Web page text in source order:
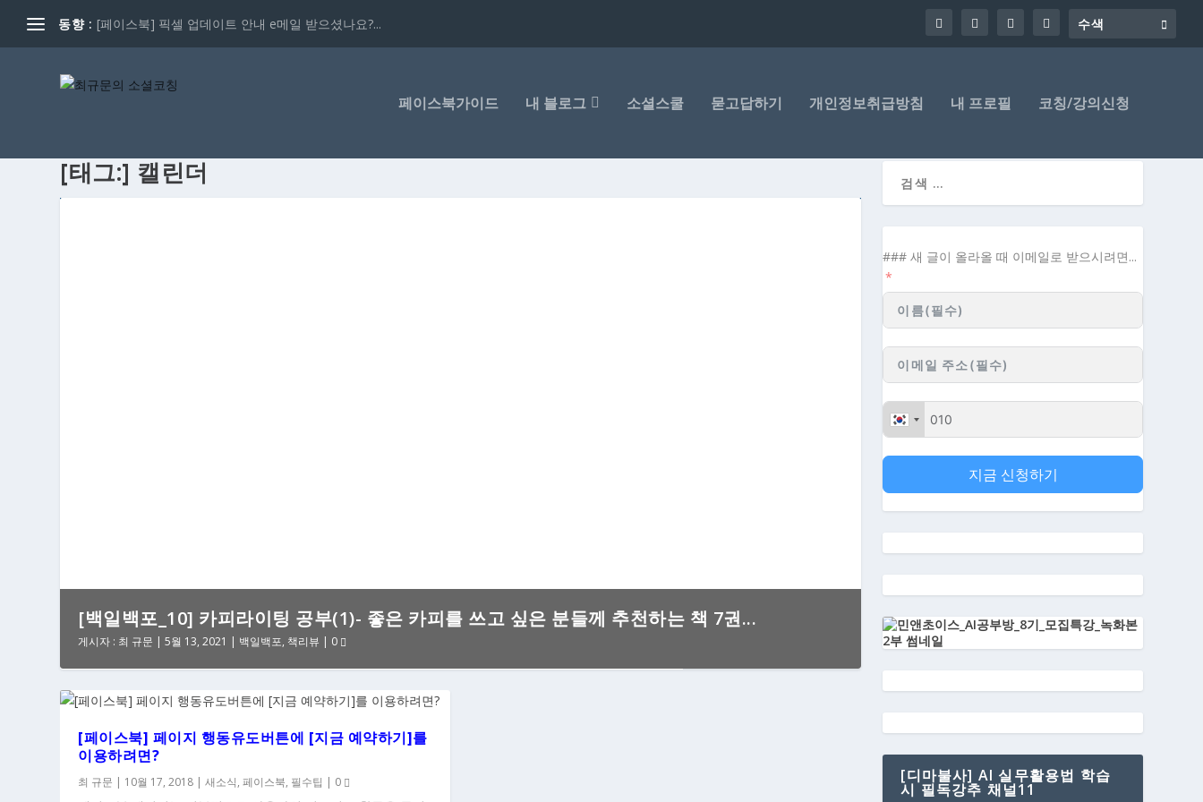
동향 : [페이스북] 픽셀 업데이트 안내 e메일 받으셨나요?...
페이스북가이드 내 블로그 소셜스쿨 묻고답하기 개인정보취급방침 내 프로필 코칭/강의신청
[태그:] 캘린더
[백일백포_10] 카피라이팅 공부(1)- 좋은 카피를 쓰고 싶은 분들께 추천하는 책 7권...
게시자 : 최 규문 |5월 13, 2021 | 백일백포, 책리뷰 | 0
[페이스북] 페이지 행동유도버튼에 [지금 예약하기]를
이용하려면?
최 규문 | 10월 17, 2018 |새소식,페이스북, 필수팁 | 0
### 새 글이 올라올 때 이메일로 받으시려면...
지금 신청하기
[디마불사] AI 실무활용법 학습
시 필독강추 채널11